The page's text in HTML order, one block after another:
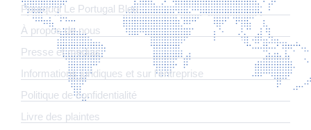
Pourquoi Le Portugal Bleu
À propos de nous
Presse et médias
Informations juridiques et sur l'entreprise
​Politique de confidentialité
Livre des plaintes